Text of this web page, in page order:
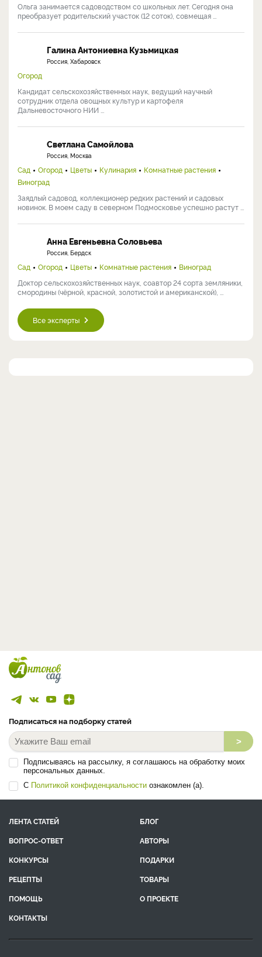
Ольга занимается садоводством со школьных лет. Сегодня она
преобразует родительский участок (12 соток), совмещая ...
Галина Антониевна Кузьмицкая
Россия, Хабаровск
Огород
Кандидат сельскохозяйственных наук, ведущий научный
сотрудник отдела овощных культур и картофеля
Дальневосточного НИИ ...
Светлана Самойлова
Россия, Москва
Сад Огород Цветы Кулинария
Комнатные растения
Виноград
Заядлый садовод, коллекционер редких растений и садовых
новинок. В моем саду в северном Подмосковье успешно растут ...
Анна Евгеньевна Соловьева
Россия, Бердск
Сад Огород Цветы Комнатные растения
Виноград
Доктор сельскохозяйственных наук, соавтор 24 сорта земляники,
смородины (чёрной, красной, золотистой и американской), ...
Все эксперты
Подписаться на подборку статей
>
Подписываясь на рассылку, я соглашаюсь на обработку моих
персональных данных.
С Политикой конфиденциальности ознакомлен (а).
ЛЕНТА СТАТЕЙ
БЛОГ
ВОПРОС-ОТВЕТ
АВТОРЫ
КОНКУРСЫ
ПОДАРКИ
РЕЦЕПТЫ
ТОВАРЫ
ПОМОЩЬ
О ПРОЕКТЕ
КОНТАКТЫ